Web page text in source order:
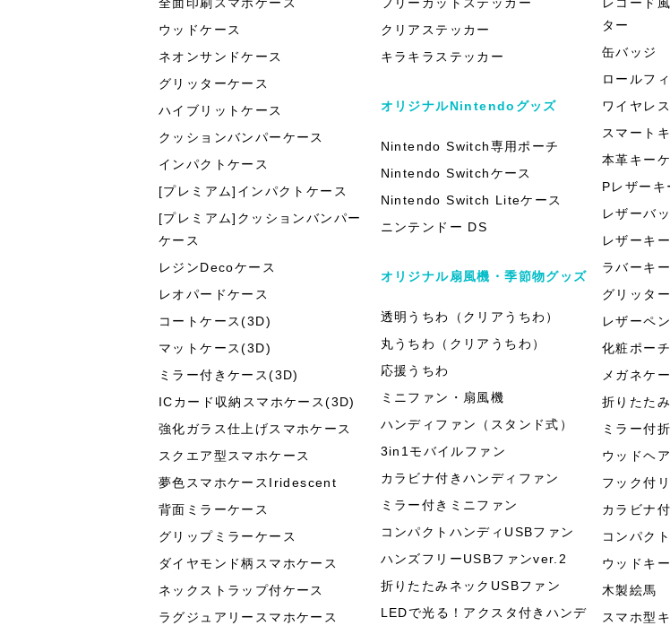
ウッドケース
ネオンサンドケース
グリッターケース
ハイブリットケース
クッションバンパーケース
インパクトケース
[プレミアム]インパクトケース
[プレミアム]クッションバンパー
ケース
レジンDecoケース
レオパードケース
コートケース(3D)
マットケース(3D)
ミラー付きケース(3D)
ICカード収納スマホケース(3D)
強化ガラス仕上げスマホケース
スクエア型スマホケース
夢色スマホケースIridescent
背面ミラーケース
グリップミラーケース
ダイヤモンド柄スマホケース
ネックストラップ付ケース
ラグジュアリースマホケース
クリアステッカー
キラキラステッカー
オリジナルNintendoグッズ
Nintendo Switch専用ポーチ
Nintendo Switchケース
Nintendo Switch Liteケース
ニンテンドー DS
オリジナル扇風機・季節物グッズ
透明うちわ（クリアうちわ）
丸うちわ（クリアうちわ）
応援うちわ
ミニファン・扇風機
ハンディファン（スタンド式）
3in1モバイルファン
カラビナ付きハンディファン
ミラー付きミニファン
コンパクトハンディUSBファン
ハンズフリーUSBファンver.2
折りたたみネックUSBファン
LEDで光る！アクスタ付きハンデ
ター
缶バッジ
ロールフ
ワイヤレ
スマート
本革キー
Pレザーキ
レザーバ
レザーキ
ラバーキ
グリッタ
レザーペ
化粧ポーチ
メガネケ
折りたた
ミラー付
ウッドヘ
フック付
カラビナ
コンパク
ウッドキ
木製絵馬
スマホ型